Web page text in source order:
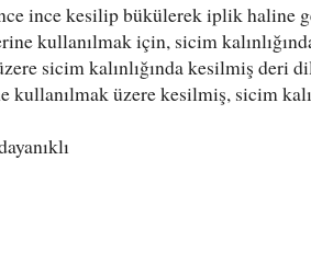
ince kesilip bükülerek iplik haline
kullanılmak için, sicim
sicim kalınlığında kesilmiş deri
üzere kesilmiş, sicim